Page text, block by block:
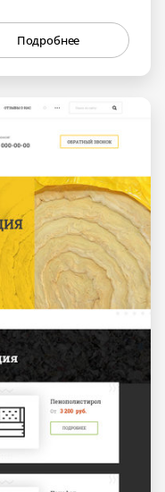
Подробнее